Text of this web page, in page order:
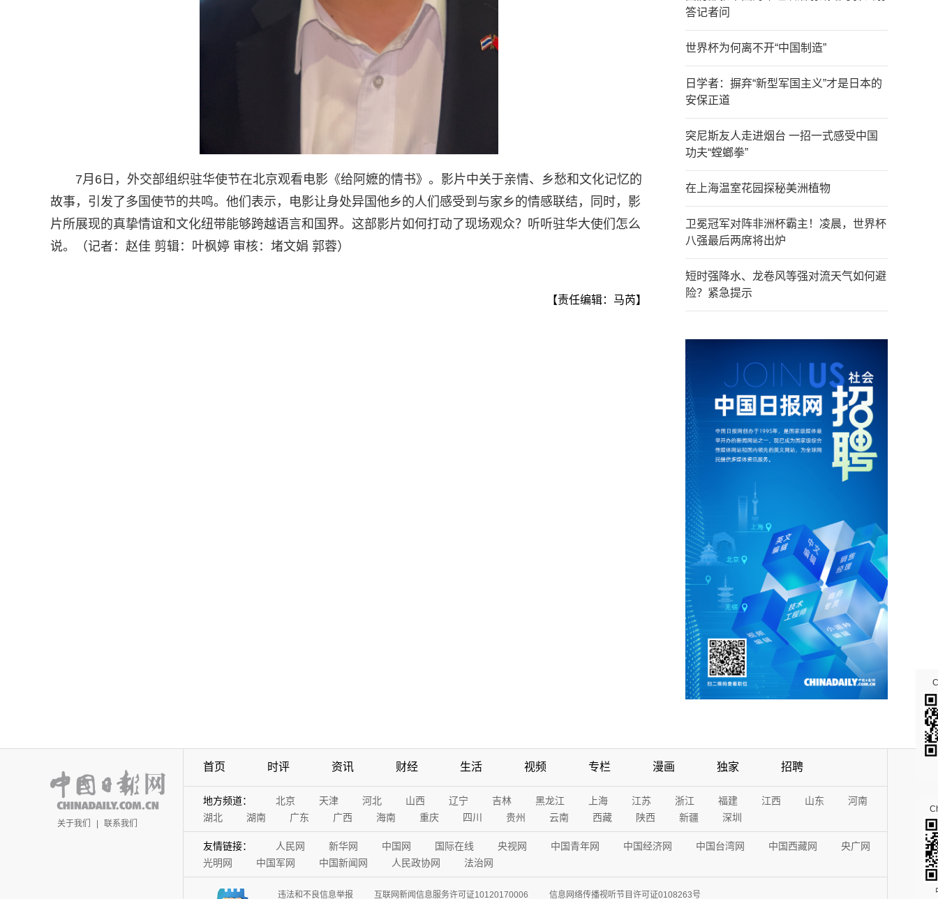
7月6日，外交部组织驻华使节在北京观看电影《给阿嬷的情书》。影片中关于亲情、乡愁和文化记忆的
故事，引发了多国使节的共鸣。他们表示，电影让身处异国他乡的人们感受到与家乡的情感联结，同时，影
片所展现的真挚情谊和文化纽带能够跨越语言和国界。这部影片如何打动了现场观众？听听驻华大使们怎么
说。（记者：赵佳 剪辑：叶枫婷 审核：堵文娟 郭蓉）
【责任编辑：马芮】
答记者问
世界杯为何离不开“中国制造”
日学者：摒弃“新型军国主义”才是日本的
安保正道
突尼斯友人走进烟台 一招一式感受中国
功夫“螳螂拳”
在上海温室花园探秘美洲植物
卫冕冠军对阵非洲杯霸主！凌晨，世界杯
八强最后两席将出炉
短时强降水、龙卷风等强对流天气如何避
险？紧急提示
关于我们 | 联系我们
首页 时评 资讯 财经 生活 视频 专栏 漫画 独家 招聘
地方频道： 北京 天津 河北 山西 辽宁 吉林 黑龙江 上海 江苏 浙江 福建 江西 山东
河南
湖北
湖南 广东 广西 海南 重庆 四川 贵州 云南 西藏 陕西 新疆 深圳
友情链接： 人民网 新华网 中国网 国际在线 央视网 中国青年网 中国经济网 中国台湾网 中国西藏网
央广网
光明网
中国军网 中国新闻网 人民政协网 法治网
违法和不良信息举报 互联网新闻信息服务许可证10120170006 信息网络传播视听节目许可证0108263号